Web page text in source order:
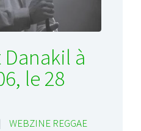
Danakil à
le 28
WEBZINE REGGAE